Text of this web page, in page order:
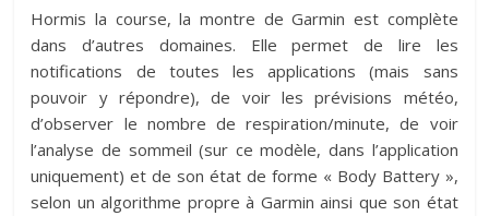
Hormis la course, la montre de Garmin est complète
dans d’autres domaines. Elle permet de lire les
notifications de toutes les applications (mais sans
pouvoir y répondre), de voir les prévisions météo,
d’observer le nombre de respiration/minute, de voir
l’analyse de sommeil (sur ce modèle, dans l’application
uniquement) et de son état de forme « Body Battery »,
selon un algorithme propre à Garmin ainsi que son état